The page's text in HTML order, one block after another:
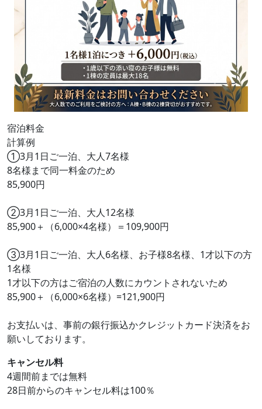
宿泊料金
計算例
①3月1日ご一泊、大人7名様
8名様まで同一料金のため
85,900円
②3月1日ご一泊、大人12名様
85,900＋（6,000×4名様）＝109,900円
③3月1日ご一泊、大人6名様、お子様8名様、1才以下の方
1名様
1才以下の方はご宿泊の人数にカウントされないため
85,900＋（6,000×6名様）=121,900円
お支払いは、事前の銀行振込かクレジットカード決済をお
願いしております。
キャンセル料
4週間前までは無料
28日前からのキャンセル料は100％